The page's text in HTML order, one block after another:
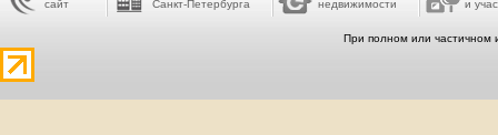
сайт Санкт-Петербурга недвижимости и
При полном или частичном